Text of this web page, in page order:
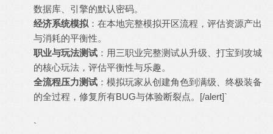
数据库、引擎的默认密码。
经济系统模拟 ：在本地完整模拟开区流程，评估资源产出
与消耗的平衡性。
职业与玩法测试 ：用三职业完整测试从升级、打宝到攻城
的核心玩法，评估平衡性与乐趣。
全流程压力测试 ：模拟玩家从创建角色到满级、终极装备
的全过程，修复所有BUG与体验断裂点。[/alert]`
`